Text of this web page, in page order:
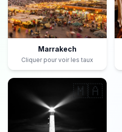
Marrakech
Cliquer pour voir les taux
🇲🇦